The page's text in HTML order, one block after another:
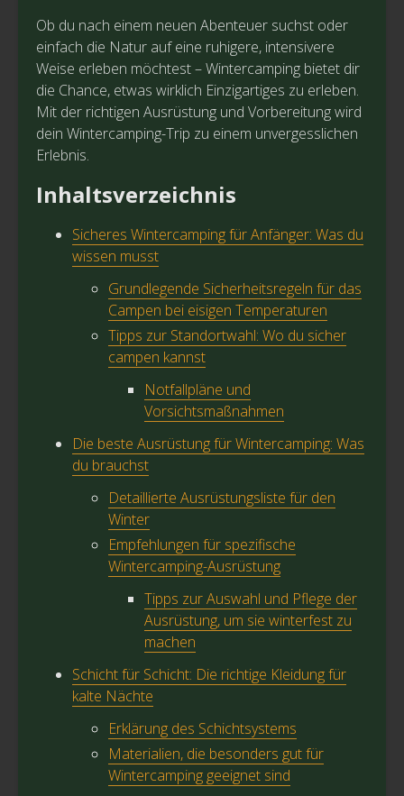
Ob du nach einem neuen Abenteuer suchst oder
einfach die Natur auf eine ruhigere, intensivere
Weise erleben möchtest – Wintercamping bietet dir
die Chance, etwas wirklich Einzigartiges zu erleben.
Mit der richtigen Ausrüstung und Vorbereitung wird
dein Wintercamping-Trip zu einem unvergesslichen
Erlebnis.
Inhaltsverzeichnis
Sicheres Wintercamping für Anfänger: Was du
wissen musst
Grundlegende Sicherheitsregeln für das
Campen bei eisigen Temperaturen
Tipps zur Standortwahl: Wo du sicher
campen kannst
Notfallpläne und
Vorsichtsmaßnahmen
Die beste Ausrüstung für Wintercamping: Was
du brauchst
Detaillierte Ausrüstungsliste für den
Winter
Empfehlungen für spezifische
Wintercamping-Ausrüstung
Tipps zur Auswahl und Pflege der
Ausrüstung, um sie winterfest zu
machen
Schicht für Schicht: Die richtige Kleidung für
kalte Nächte
Erklärung des Schichtsystems
Materialien, die besonders gut für
Wintercamping geeignet sind